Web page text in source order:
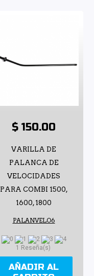
$ 150.00
VARILLA DE
PALANCA DE
VELOCIDADES
PARA COMBI 1500,
1600, 1800
PALANVELO6
1 Reseña(s)
AÑADIR AL